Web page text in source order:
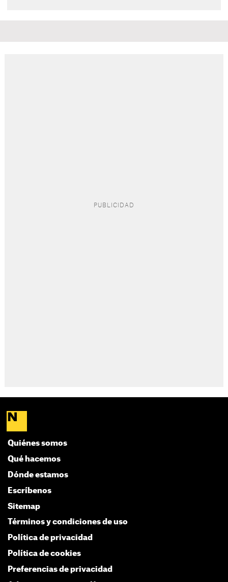
Quiénes somos
Qué hacemos
Dónde estamos
Escríbenos
Sitemap
Términos y condiciones de uso
Política de privacidad
Política de cookies
Preferencias de privacidad